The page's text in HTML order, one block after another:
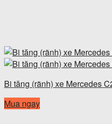
Bi tăng (rãnh) xe Mercedes
Mua ngay